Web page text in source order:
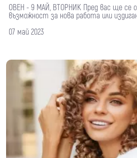
ОВЕН - 9 МАЙ, ВТОРНИК Пред вас ще се
възможност за нова работа или
07 май 2023